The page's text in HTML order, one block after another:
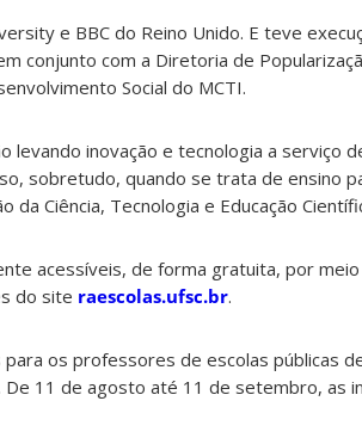
e BBC do Reino Unido. E teve
conjunto com a Diretoria de
Social do MCTI.
levando inovação e tecnologia a serviço
sobretudo, quando se trata de ensino
da Ciência, Tecnologia e Educação
acessíveis, de forma gratuita, por meio
do site raescolas.ufsc.br.
os professores de escolas públicas
11 de agosto até 11 de setembro, as